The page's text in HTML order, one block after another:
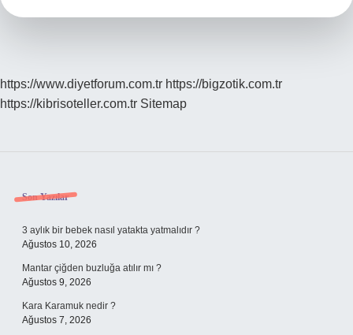
https://www.diyetforum.com.tr https://bigzotik.com.tr
https://kibrisoteller.com.tr Sitemap
Sidebar
Son Yazılar
3 aylık bir bebek nasıl yatakta yatmalıdır ?
Ağustos 10, 2026
Mantar çiğden buzluğa atılır mı ?
Ağustos 9, 2026
Kara Karamuk nedir ?
Ağustos 7, 2026